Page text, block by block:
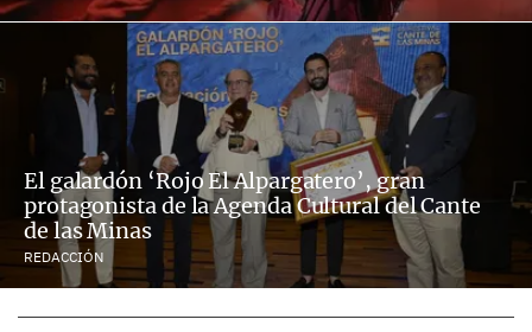
El galardón ‘Rojo El Alpargatero’, gran
protagonista de la Agenda Cultural del Cante
de las Minas
REDACCIÓN